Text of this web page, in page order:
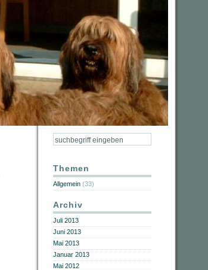
Themen
Allgemein (33)
Archiv
Juli 2013
Juni 2013
Mai 2013
Januar 2013
Mai 2012